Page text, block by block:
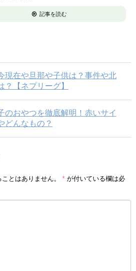
記事を読む
現在や旦那や子供は？事件や北
？【ネプリーグ】
のおやつを徹底解明！赤いサイ
どんなもの？
とはありません。 * が付いている欄は必